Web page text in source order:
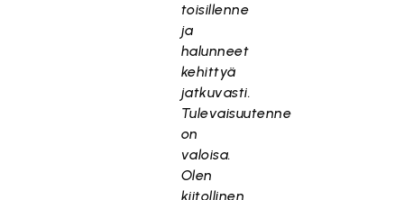
toisillenne
ja
halunneet
kehittyä
jatkuvasti.
Tulevaisuutenne
on
valoisa.
Olen
kiitollinen